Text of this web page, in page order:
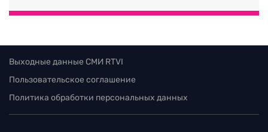
Выходные данные СМИ RTVI
Пользовательское соглашение
Политика обработки персональных данных